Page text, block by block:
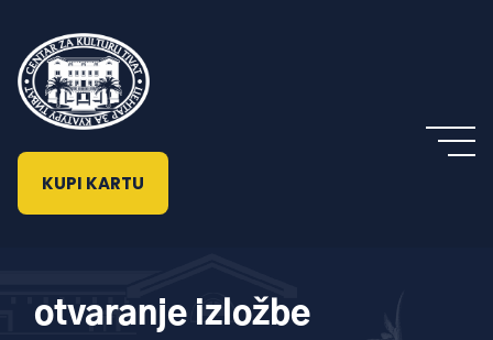
KUPI KARTU
otvaranje izložbe